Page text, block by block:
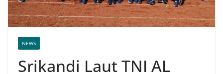
NEWS
Srikandi Laut TNI AL